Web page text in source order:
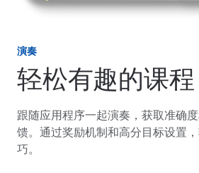
演奏
轻松有趣的课程
跟随应用程序一起演奏，获取准确
馈。通过奖励机制和高分目标设置
巧。